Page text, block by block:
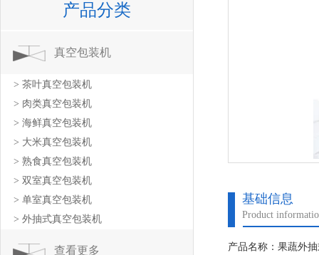
基础信息
Product
产品名称：果蔬外
产品分类
真空包装机
> 茶叶真空包装机
> 肉类真空包装机
> 海鲜真空包装机
> 大米真空包装机
> 熟食真空包装机
> 双室真空包装机
> 单室真空包装机
> 外抽式真空包装机
查看更多